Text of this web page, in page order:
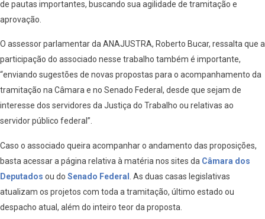
de pautas importantes, buscando sua agilidade de tramitação e
aprovação.
O assessor parlamentar da ANAJUSTRA, Roberto Bucar, ressalta que a
participação do associado nesse trabalho também é importante,
“enviando sugestões de novas propostas para o acompanhamento da
tramitação na Câmara e no Senado Federal, desde que sejam de
interesse dos servidores da Justiça do Trabalho ou relativas ao
servidor público federal”.
Caso o associado queira acompanhar o andamento das proposições,
basta acessar a página relativa à matéria nos sites da Câmara dos
Deputados ou do Senado Federal
. As duas casas legislativas
atualizam os projetos com toda a tramitação, último estado ou
despacho atual, além do inteiro teor da proposta.